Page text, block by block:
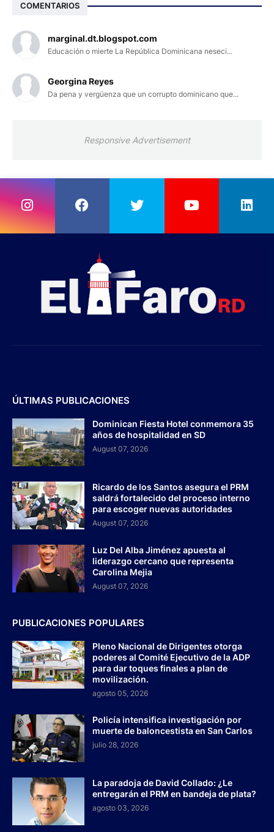
COMENTARIOS
marginal.dt.blogspot.com
Educación o mierte La República Dominicana neseci...
Georgina Reyes
Da pena y vergüenza que un corrupto dominicano que...
Responsive Advertisement
ÚLTIMAS PUBLICACIONES
Dominican Fiesta Hotel conmemora 35
años de hospitalidad en SD
August 07, 2026
Ricardo de los Santos asegura el PRM
saldrá fortalecido del proceso interno
para escoger nuevas autoridades
August 07, 2026
Luz Del Alba Jiménez apuesta al
liderazgo cercano que representa
Carolina Mejia
August 07, 2026
PUBLICACIONES POPULARES
Pleno Nacional de Dirigentes otorga
poderes al Comité Ejecutivo de la ADP
para dar toques finales a plan de
movilización.
agosto 05, 2026
Policía intensifica investigación por
muerte de baloncestista en San Carlos
julio 28, 2026
La paradoja de David Collado: ¿Le
entregarán el PRM en bandeja de plata?
agosto 03, 2026